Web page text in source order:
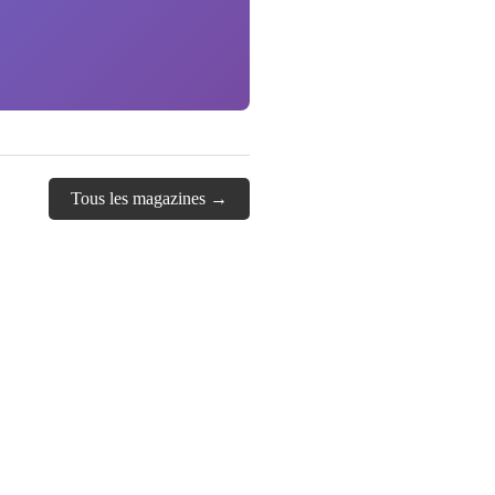
Tous les magazines →